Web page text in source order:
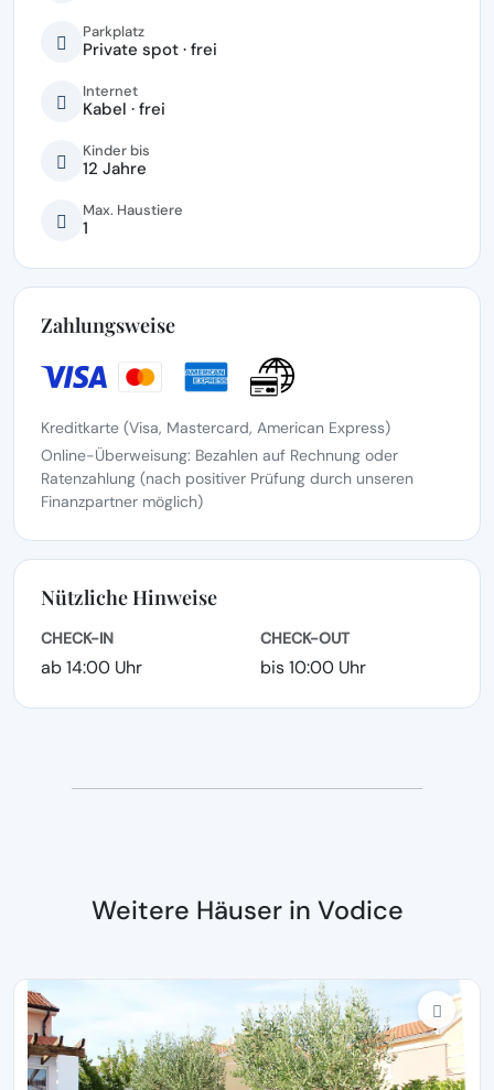
Parkplatz
Private spot · frei
Internet
Kabel · frei
Kinder bis
12 Jahre
Max. Haustiere
1
Zahlungsweise
Kreditkarte (Visa, Mastercard, American Express)
Online-Überweisung: Bezahlen auf Rechnung oder
Ratenzahlung (nach positiver Prüfung durch unseren
Finanzpartner möglich)
Nützliche Hinweise
CHECK-IN
ab 14:00 Uhr
CHECK-OUT
bis 10:00 Uhr
Weitere Häuser in Vodice